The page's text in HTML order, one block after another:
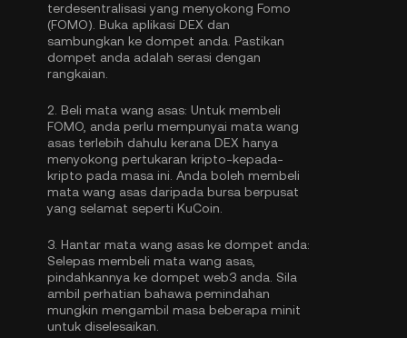
terdesentralisasi yang menyokong Fomo
(FOMO). Buka aplikasi DEX dan
sambungkan ke dompet anda. Pastikan
dompet anda adalah serasi dengan
rangkaian.
2. Beli mata wang asas: Untuk membeli
FOMO, anda perlu mempunyai mata wang
asas terlebih dahulu kerana DEX hanya
menyokong pertukaran kripto-kepada-
kripto pada masa ini. Anda boleh membeli
mata wang asas daripada bursa berpusat
yang selamat seperti KuCoin.
3. Hantar mata wang asas ke dompet anda:
Selepas membeli mata wang asas,
pindahkannya ke dompet web3 anda. Sila
ambil perhatian bahawa pemindahan
mungkin mengambil masa beberapa minit
untuk diselesaikan.